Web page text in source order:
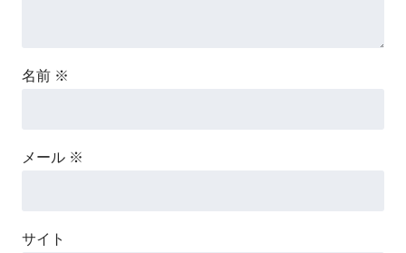
名前 ※
メール ※
サイト